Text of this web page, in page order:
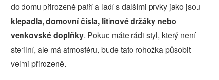
do domu přirozeně patří a ladí s dalšími prvky jako jsou
klepadla, domovní čísla, litinové držáky nebo
venkovské doplňky. Pokud máte rádi styl, který není
sterilní, ale má atmosféru, bude tato rohožka působit
velmi přirozeně.